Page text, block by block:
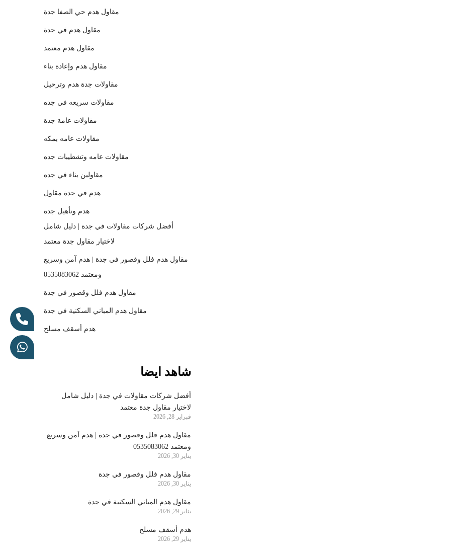
مقاول هدم حي الصفا جدة
مقاول هدم في جدة
مقاول هدم معتمد
مقاول هدم وإعادة بناء
مقاولات جدة هدم وترحيل
مقاولات سريعه في جده
مقاولات عامة جدة
مقاولات عامه بمكه
مقاولات عامه وتشطيبات جده
مقاولين بناء في جده
هدم في جدة مقاول
هدم وتأهيل جدة
أفضل شركات مقاولات في جدة | دليل شامل
لاختيار مقاول جدة معتمد
مقاول هدم فلل وقصور في جدة | هدم آمن وسريع
ومعتمد 0535083062
مقاول هدم فلل وقصور في جدة
مقاول هدم المباني السكنية في جدة
هدم أسقف مسلح
شاهد ايضا
أفضل شركات مقاولات في جدة | دليل شامل
لاختيار مقاول جدة معتمد
فبراير 28, 2026
مقاول هدم فلل وقصور في جدة | هدم آمن وسريع
ومعتمد 0535083062
يناير 30, 2026
مقاول هدم فلل وقصور في جدة
يناير 30, 2026
مقاول هدم المباني السكنية في جدة
يناير 29, 2026
هدم أسقف مسلح
يناير 29, 2026